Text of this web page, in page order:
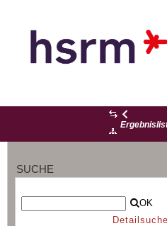
SUCHE
OK
Detailsuche